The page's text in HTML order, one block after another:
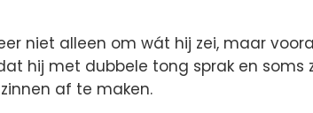
niet alleen om wát hij zei, maar
hij met dubbele tong sprak en
af te maken.